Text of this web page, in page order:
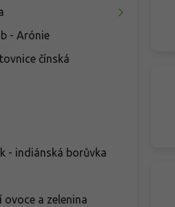
- Arónie
čínská
- indiánská borůvka
ovoce a zelenina